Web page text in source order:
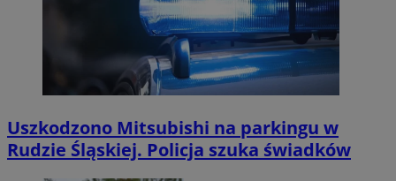
Uszkodzono Mitsubishi na parkingu w
Rudzie Śląskiej. Policja szuka świadków